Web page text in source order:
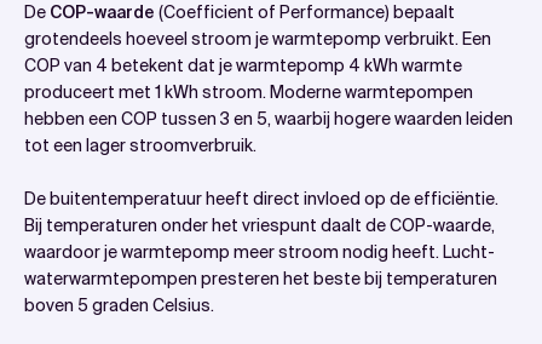
De COP-waarde (Coefficient of Performance) bepaalt
grotendeels hoeveel stroom je warmtepomp verbruikt. Een
COP van 4 betekent dat je warmtepomp 4 kWh warmte
produceert met 1 kWh stroom. Moderne warmtepompen
hebben een COP tussen 3 en 5, waarbij hogere waarden leiden
tot een lager stroomverbruik.
De buitentemperatuur heeft direct invloed op de efficiëntie.
Bij temperaturen onder het vriespunt daalt de COP-waarde,
waardoor je warmtepomp meer stroom nodig heeft. Lucht-
waterwarmtepompen presteren het beste bij temperaturen
boven 5 graden Celsius.